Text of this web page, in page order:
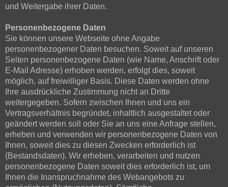
und Weitergabe ihrer Daten.
Personenbezogene Daten
Sie können unsere Webseite ohne Angabe
personenbezogener Daten besuchen. Soweit auf unseren
Seiten personenbezogene Daten (wie Name, Anschrift oder
E-Mail Adresse) erhoben werden, erfolgt dies, soweit
möglich, auf freiwilliger Basis. Diese Daten werden ohne
Ihre ausdrückliche Zustimmung nicht an Dritte
weitergegeben. Sofern zwischen Ihnen und uns ein
Vertragsverhältnis begründet, inhaltlich ausgestaltet oder
geändert werden soll oder Sie an uns eine Anfrage stellen,
erheben und verwenden wir personenbezogene Daten von
Ihnen, soweit dies zu diesen Zwecken erforderlich ist
(Bestandsdaten). Wir erheben, verarbeiten und nutzen
personenbezogene Daten soweit dies erforderlich ist, um
Ihnen die Inanspruchnahme des Webangebots zu